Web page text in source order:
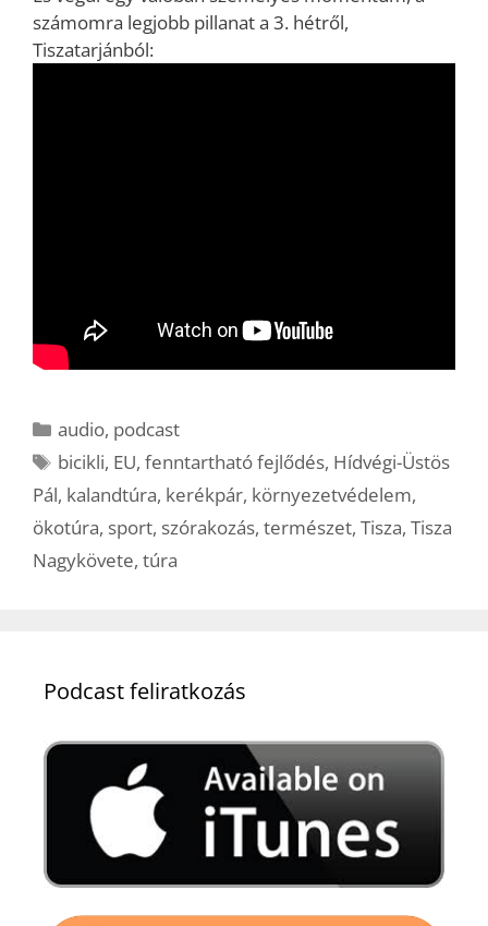
számomra legjobb pillanat a 3. hétről,
Tiszatarjánból:
Kategória
audio, podcast
Címkék
bicikli, EU,fenntartható fejlődés, Hídvégi-Üstös
Pál, kalandtúra, kerékpár, környezetvédelem,
ökotúra, sport, szórakozás, természet, Tisza, Tisza
Nagykövete, túra
Podcast feliratkozás